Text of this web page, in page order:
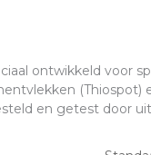
ontwikkeld voor
en getest door